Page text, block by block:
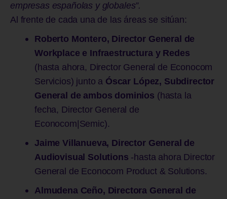
empresas españolas y globales”.
Al frente de cada una de las áreas se sitúan:
Roberto Montero, Director General de
Workplace e Infraestructura y Redes
(hasta ahora, Director General de Econocom
Servicios) junto a Óscar López, Subdirector
General de ambos dominios (hasta la
fecha, Director General de
Econocom|Semic).
Jaime Villanueva, Director General de
Audiovisual Solutions -hasta ahora Director
General de Econocom Product & Solutions.
Almudena Ceño, Directora General de